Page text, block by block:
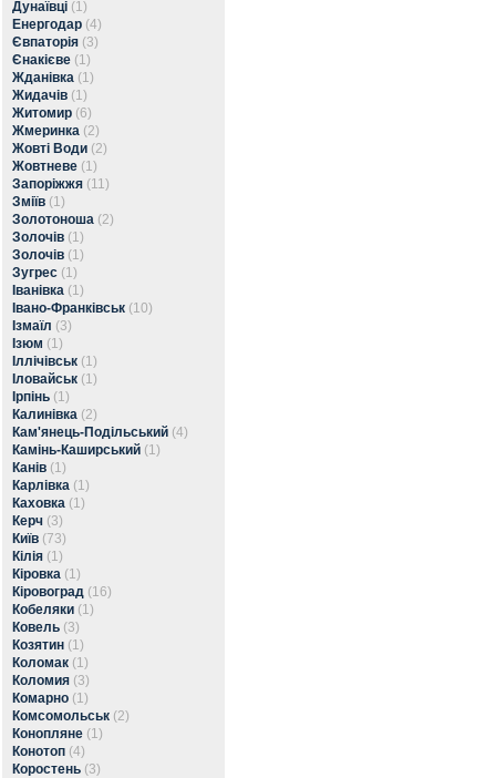
Дунаївці (1)
Енергодар (4)
Євпаторія (3)
Єнакієве (1)
Жданівка (1)
Жидачів (1)
Житомир (6)
Жмеринка (2)
Жовті Води (2)
Жовтневе (1)
Запоріжжя (11)
Зміїв (1)
Золотоноша (2)
Золочів (1)
Золочів (1)
Зугрес (1)
Іванівка (1)
Івано-Франківськ (10)
Ізмаїл (3)
Ізюм (1)
Іллічівськ (1)
Іловайськ (1)
Ірпінь (1)
Калинівка (2)
Кам'янець-Подільський (4)
Камінь-Каширський (1)
Канів (1)
Карлівка (1)
Каховка (1)
Керч (3)
Київ (73)
Кілія (1)
Кіровка (1)
Кіровоград (16)
Кобеляки (1)
Ковель (3)
Козятин (1)
Коломак (1)
Коломия (3)
Комарно (1)
Комсомольськ (2)
Конопляне (1)
Конотоп (4)
Коростень (3)